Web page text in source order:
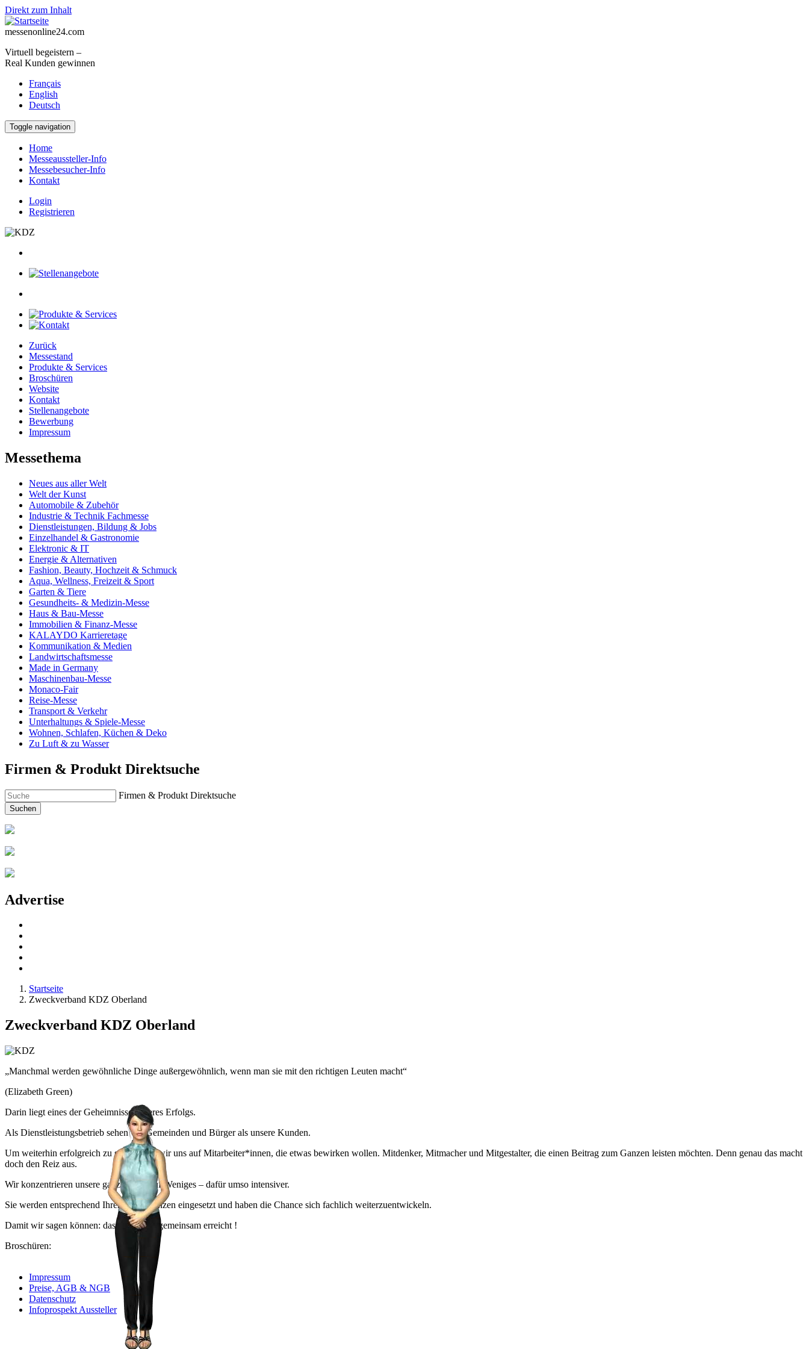
Direkt zum Inhalt
messenonline24.com
Virtuell begeistern –
Real Kunden gewinnen
Français
English
Deutsch
Toggle navigation
Home
Messeaussteller-Info
Messebesucher-Info
Kontakt
Login
Registrieren
Zurück
Messestand
Produkte & Services
Broschüren
Website
Kontakt
Stellenangebote
Bewerbung
Impressum
Messethema
Neues aus aller Welt
Welt der Kunst
Automobile & Zubehör
Industrie & Technik Fachmesse
Dienstleistungen, Bildung & Jobs
Einzelhandel & Gastronomie
Elektronic & IT
Energie & Alternativen
Fashion, Beauty, Hochzeit & Schmuck
Aqua, Wellness, Freizeit & Sport
Garten & Tiere
Gesundheits- & Medizin-Messe
Haus & Bau-Messe
Immobilien & Finanz-Messe
KALAYDO Karrieretage
Kommunikation & Medien
Landwirtschaftsmesse
Made in Germany
Maschinenbau-Messe
Monaco-Fair
Reise-Messe
Transport & Verkehr
Unterhaltungs & Spiele-Messe
Wohnen, Schlafen, Küchen & Deko
Zu Luft & zu Wasser
Firmen & Produkt Direktsuche
Firmen & Produkt Direktsuche
Suchen
Advertise
Startseite
Zweckverband KDZ Oberland
Zweckverband KDZ Oberland
„Manchmal werden gewöhnliche Dinge außergewöhnlich, wenn man sie mit den richtigen Leuten macht“
(Elizabeth Green)
Darin liegt eines der Geheimnisse unseres Erfolgs.
Als Dienstleistungsbetrieb sehen wir Gemeinden und Bürger als unsere Kunden.
Um weiterhin erfolgreich zu sein freuen wir uns auf Mitarbeiter*innen, die etwas bewirken wollen. Mitdenker, Mitmacher und Mitgestalter, die einen Beitrag zum Ganzen leisten möchten. Denn genau das macht
doch den Reiz aus.
Wir konzentrieren unsere ganze Kraft auf Weniges – dafür umso intensiver.
Sie werden entsprechend Ihrer Kompetenzen eingesetzt und haben die Chance sich fachlich weiterzuentwickeln.
Damit wir sagen können: das haben wir gemeinsam erreicht !
Broschüren:
Impressum
Preise, AGB & NGB
Datenschutz
Infoprospekt Aussteller